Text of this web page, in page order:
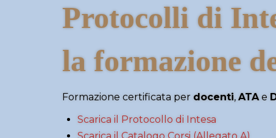
Protocolli di
la formazione
Formazione certificata per docenti, ATAe
Scarica il Protocollo di Intesa